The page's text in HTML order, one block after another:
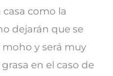
como la
dejarán que se
y será muy
en el caso de